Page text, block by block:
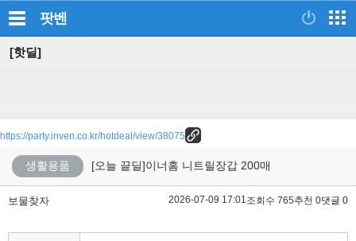
팟벤
[핫딜]
https://party.inven.co.kr/hotdeal/view/38075
생활용품 [오늘 끝딜]이너홈 니트릴장갑 200매
보물찾자 2026-07-09 17:01조회수 765추천 0댓글 0